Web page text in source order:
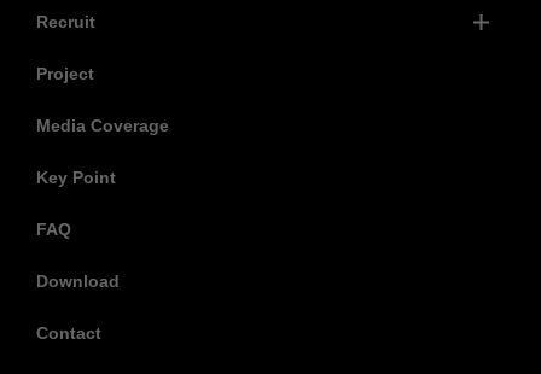
Recruit
Project
Media Coverage
Key Point
FAQ
Download
Contact